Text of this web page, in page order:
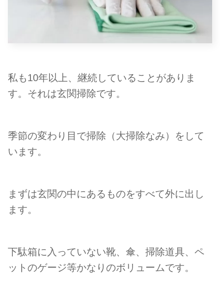
私も10年以上、継続していることがありま
す。それは玄関掃除です。
季節の変わり目で掃除（大掃除なみ）をして
います。
まずは玄関の中にあるものをすべて外に出し
ます。
下駄箱に入っていない靴、傘、掃除道具、ペ
ットのゲージ等かなりのボリュームです。